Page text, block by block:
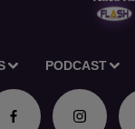
PODCAST